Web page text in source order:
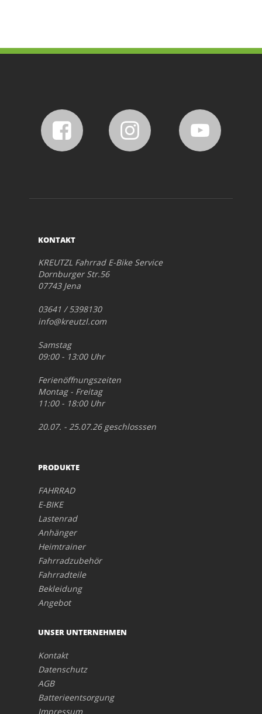
KONTAKT
KREUTZL Fahrrad E-Bike Service
Dornburger Str.56
07743 Jena
03641 / 5398130
info@kreutzl.com
Samstag
09:00 - 13:00 Uhr
Ferienöffnungszeiten
Montag - Freitag
11:00 - 18:00 Uhr
20.07. - 25.07.26 geschlosssen
PRODUKTE
FAHRRAD
E-BIKE
Lastenrad
Anhänger
Heimtrainer
Fahrradzubehör
Fahrradteile
Bekleidung
Angebot
UNSER UNTERNEHMEN
Kontakt
Datenschutz
AGB
Batterieentsorgung
Impressum